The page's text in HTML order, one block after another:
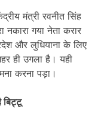
मंत्री रवनीत सिंह
नकारा गया नेता करार
और लुधियाना के लिए
ही उगला है। यही
करना पड़ा।